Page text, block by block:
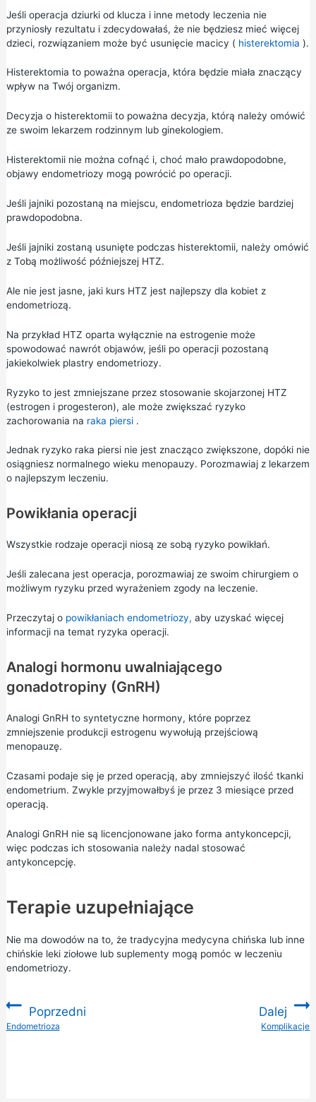
Jeśli operacja dziurki od klucza i inne metody leczenia nie
przyniosły rezultatu i zdecydowałaś, że nie będziesz mieć więcej
dzieci, rozwiązaniem może być usunięcie macicy ( histerektomia ).
Histerektomia to poważna operacja, która będzie miała znaczący
wpływ na Twój organizm.
Decyzja o histerektomii to poważna decyzja, którą należy omówić
ze swoim lekarzem rodzinnym lub ginekologiem.
Histerektomii nie można cofnąć i, choć mało prawdopodobne,
objawy endometriozy mogą powrócić po operacji.
Jeśli jajniki pozostaną na miejscu, endometrioza będzie bardziej
prawdopodobna.
Jeśli jajniki zostaną usunięte podczas histerektomii, należy omówić
z Tobą możliwość późniejszej HTZ.
Ale nie jest jasne, jaki kurs HTZ jest najlepszy dla kobiet z
endometriozą.
Na przykład HTZ oparta wyłącznie na estrogenie może
spowodować nawrót objawów, jeśli po operacji pozostaną
jakiekolwiek plastry endometriozy.
Ryzyko to jest zmniejszane przez stosowanie skojarzonej HTZ
(estrogen i progesteron), ale może zwiększać ryzyko
zachorowania na raka piersi.
Jednak ryzyko raka piersi nie jest znacząco zwiększone, dopóki nie
osiągniesz normalnego wieku menopauzy. Porozmawiaj z lekarzem
o najlepszym leczeniu.
Powikłania operacji
Wszystkie rodzaje operacji niosą ze sobą ryzyko powikłań.
Jeśli zalecana jest operacja, porozmawiaj ze swoim chirurgiem o
możliwym ryzyku przed wyrażeniem zgody na leczenie.
Przeczytaj o powikłaniach endometriozy, aby uzyskać więcej
informacji na temat ryzyka operacji.
Analogi hormonu uwalniającego
gonadotropiny (GnRH)
Analogi GnRH to syntetyczne hormony, które poprzez
zmniejszenie produkcji estrogenu wywołują przejściową
menopauzę.
Czasami podaje się je przed operacją, aby zmniejszyć ilość tkanki
endometrium. Zwykle przyjmowałbyś je przez 3 miesiące przed
operacją.
Analogi GnRH nie są licencjonowane jako forma antykoncepcji,
więc podczas ich stosowania należy nadal stosować
antykoncepcję.
Terapie uzupełniające
Nie ma dowodów na to, że tradycyjna medycyna chińska lub inne
chińskie leki ziołowe lub suplementy mogą pomóc w leczeniu
endometriozy.
Poprzedni
:Endometrioza
Dalej
Komplikacje